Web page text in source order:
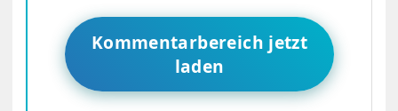
Kommentarbereich jetzt
laden